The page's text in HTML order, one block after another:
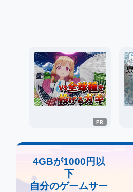
4GBが1000円以
下
自分のゲームサー